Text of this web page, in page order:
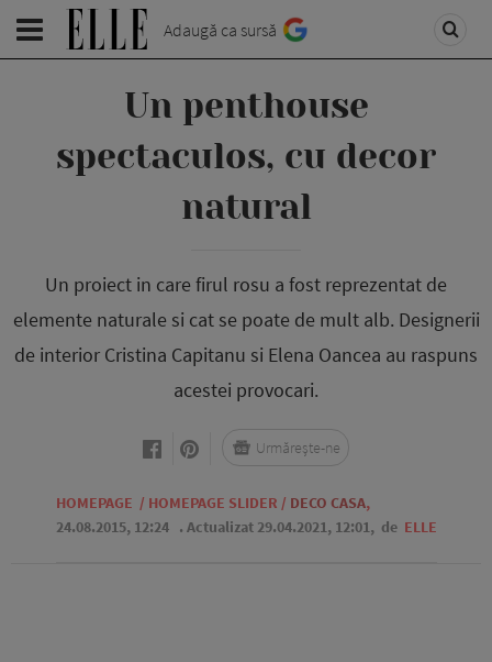
Adaugă ca sursă
Un penthouse
spectaculos, cu decor
natural
Un proiect in care firul rosu a fost reprezentat de
elemente naturale si cat se poate de mult alb. Designerii
de interior Cristina Capitanu si Elena Oancea au raspuns
acestei provocari.
HOMEPAGE / HOMEPAGE SLIDER / DECO CASA,
24.08.2015, 12:24 . Actualizat 29.04.2021, 12:01, de ELLE
Urmărește-ne